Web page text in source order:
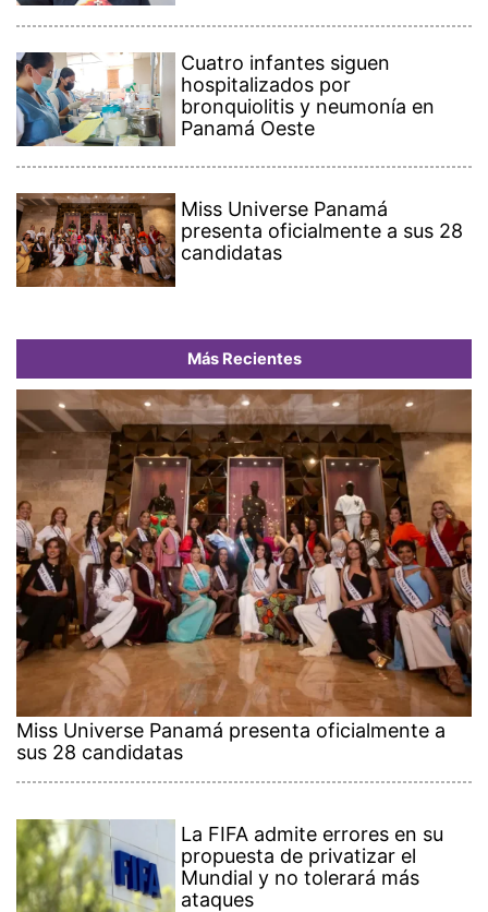
Cuatro infantes siguen
hospitalizados por
bronquiolitis y neumonía en
Panamá Oeste
Miss Universe Panamá
presenta oficialmente a sus 28
candidatas
Más Recientes
Miss Universe Panamá presenta oficialmente a
sus 28 candidatas
La FIFA admite errores en su
propuesta de privatizar el
Mundial y no tolerará más
ataques